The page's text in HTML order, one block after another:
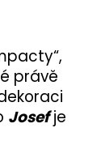
právě
Josefje